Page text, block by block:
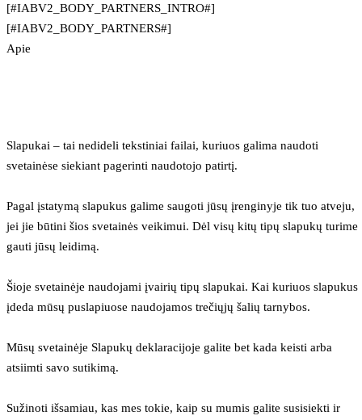
[#IABV2_BODY_PARTNERS_INTRO#]
[#IABV2_BODY_PARTNERS#]
Apie
Slapukai – tai nedideli tekstiniai failai, kuriuos galima naudoti
svetainėse siekiant pagerinti naudotojo patirtį.
Pagal įstatymą slapukus galime saugoti jūsų įrenginyje tik tuo atveju,
jei jie būtini šios svetainės veikimui. Dėl visų kitų tipų slapukų turime
gauti jūsų leidimą.
Šioje svetainėje naudojami įvairių tipų slapukai. Kai kuriuos slapukus
įdeda mūsų puslapiuose naudojamos trečiųjų šalių tarnybos.
Mūsų svetainėje Slapukų deklaracijoje galite bet kada keisti arba
atsiimti savo sutikimą.
Sužinoti išsamiau, kas mes tokie, kaip su mumis galite susisiekti ir